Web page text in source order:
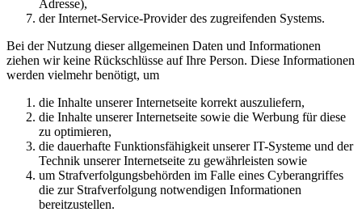
Adresse),
der Internet-Service-Provider des zugreifenden Systems.
Bei der Nutzung dieser allgemeinen Daten und Informationen
ziehen wir keine Rückschlüsse auf Ihre Person. Diese Informationen
werden vielmehr benötigt, um
die Inhalte unserer Internetseite korrekt auszuliefern,
die Inhalte unserer Internetseite sowie die Werbung für diese
zu optimieren,
die dauerhafte Funktionsfähigkeit unserer IT-Systeme und der
Technik unserer Internetseite zu gewährleisten sowie
um Strafverfolgungsbehörden im Falle eines Cyberangriffes
die zur Strafverfolgung notwendigen Informationen
bereitzustellen.